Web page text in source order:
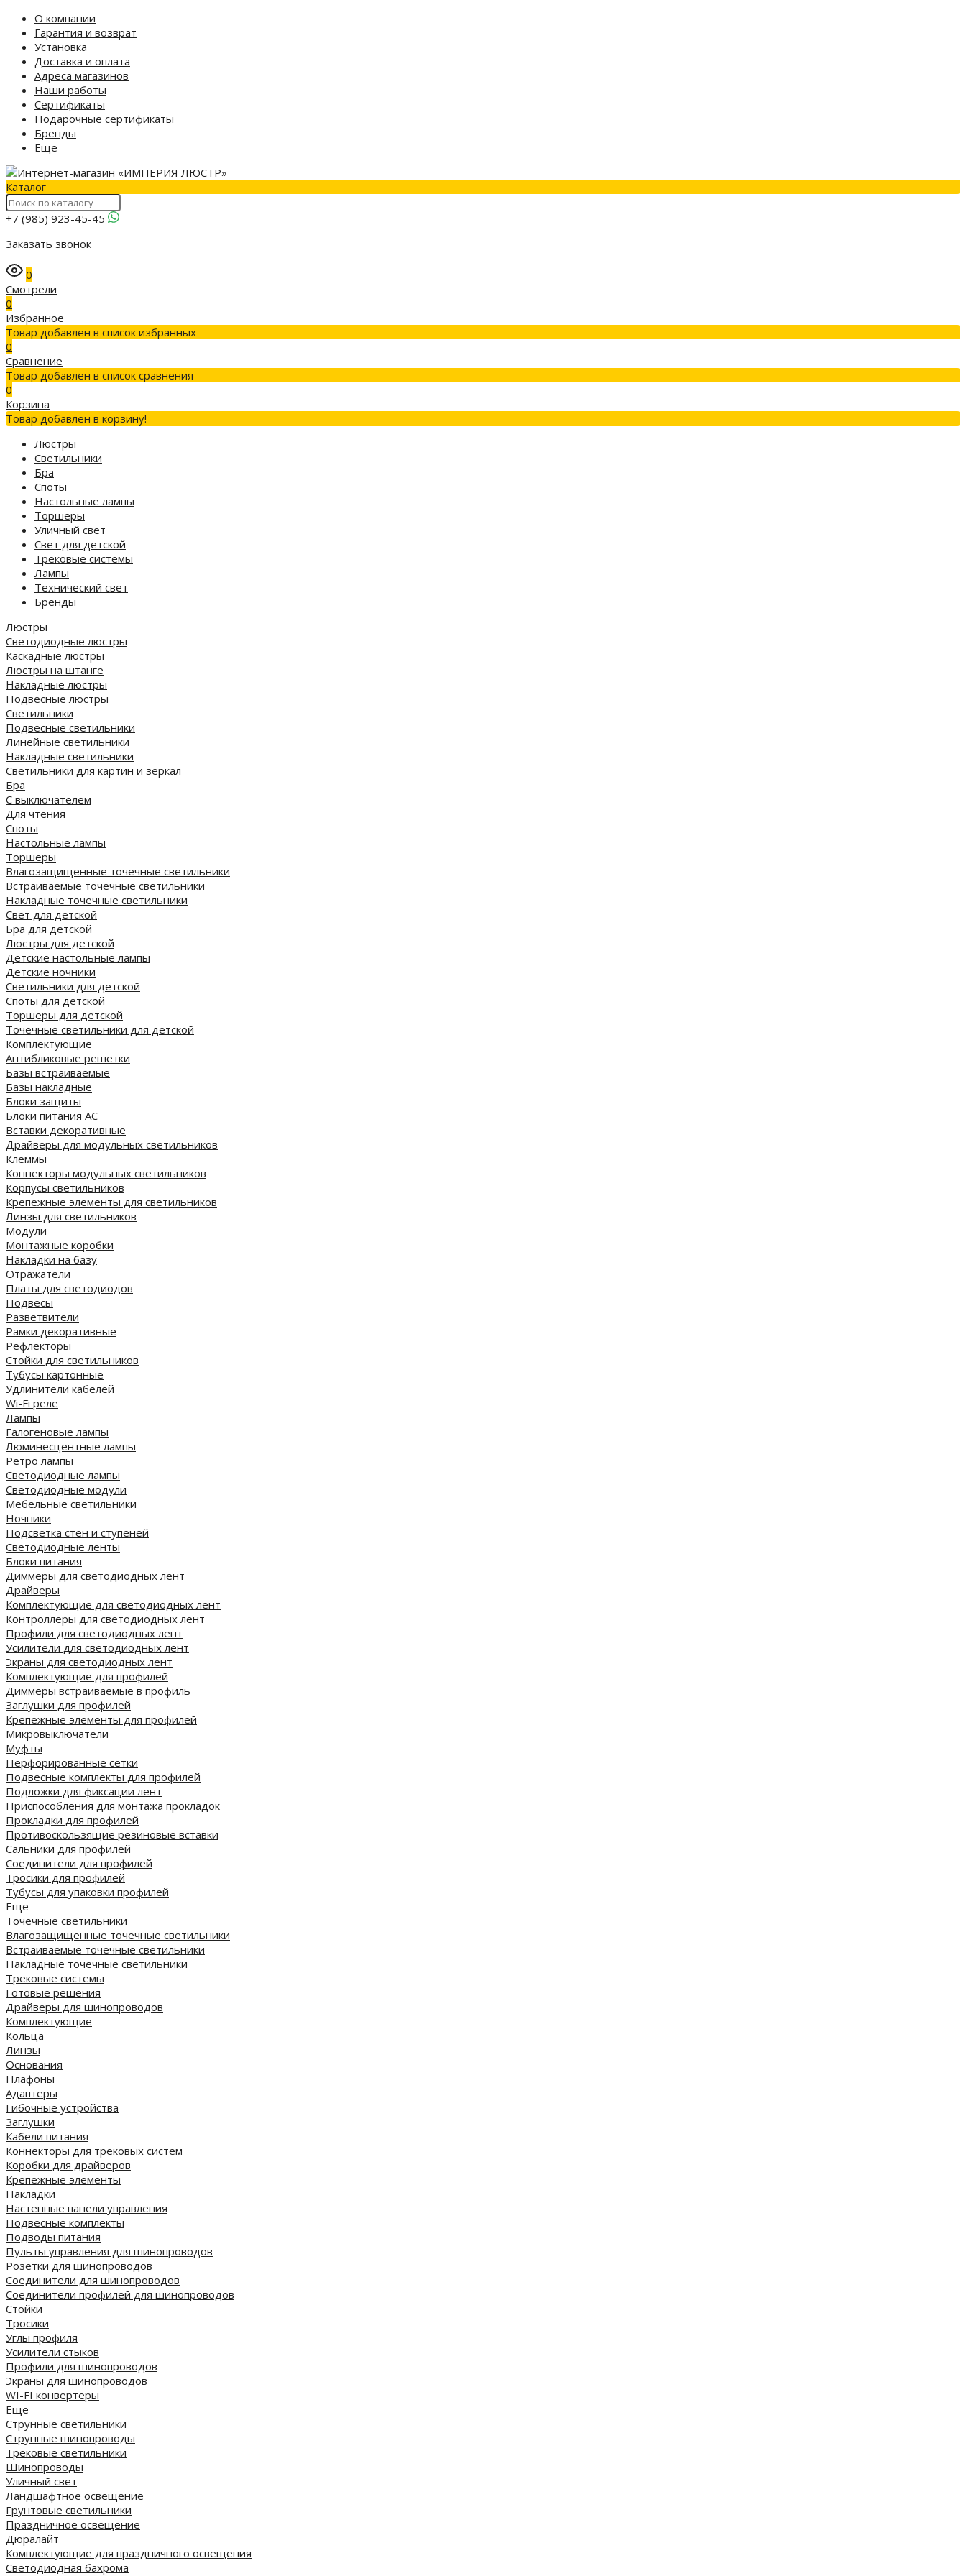
О компании
Гарантия и возврат
Установка
Доставка и оплата
Адреса магазинов
Наши работы
Сертификаты
Подарочные сертификаты
Бренды
Еще
Каталог
+7 (985) 923-45-45
Заказать звонок
0
Смотрели
0
Избранное
Товар добавлен в список избранных
0
Сравнение
Товар добавлен в список сравнения
0
Корзина
Товар добавлен в корзину!
Люстры
Светильники
Бра
Споты
Настольные лампы
Торшеры
Уличный свет
Свет для детской
Трековые системы
Лампы
Технический свет
Бренды
Люстры
Светодиодные люстры
Каскадные люстры
Люстры на штанге
Накладные люстры
Подвесные люстры
Светильники
Подвесные светильники
Линейные светильники
Накладные светильники
Светильники для картин и зеркал
Бра
С выключателем
Для чтения
Споты
Настольные лампы
Торшеры
Влагозащищенные точечные светильники
Встраиваемые точечные светильники
Накладные точечные светильники
Свет для детской
Бра для детской
Люстры для детской
Детские настольные лампы
Детские ночники
Светильники для детской
Споты для детской
Торшеры для детской
Точечные светильники для детской
Комплектующие
Антибликовые решетки
Базы встраиваемые
Базы накладные
Блоки защиты
Блоки питания AC
Вставки декоративные
Драйверы для модульных светильников
Клеммы
Коннекторы модульных светильников
Корпусы светильников
Крепежные элементы для светильников
Линзы для светильников
Модули
Монтажные коробки
Накладки на базу
Отражатели
Платы для светодиодов
Подвесы
Разветвители
Рамки декоративные
Рефлекторы
Стойки для светильников
Тубусы картонные
Удлинители кабелей
Wi-Fi реле
Лампы
Галогеновые лампы
Люминесцентные лампы
Ретро лампы
Светодиодные лампы
Светодиодные модули
Мебельные светильники
Ночники
Подсветка стен и ступеней
Светодиодные ленты
Блоки питания
Диммеры для светодиодных лент
Драйверы
Комплектующие для светодиодных лент
Контроллеры для светодиодных лент
Профили для светодиодных лент
Усилители для светодиодных лент
Экраны для светодиодных лент
Комплектующие для профилей
Диммеры встраиваемые в профиль
Заглушки для профилей
Крепежные элементы для профилей
Микровыключатели
Муфты
Перфорированные сетки
Подвесные комплекты для профилей
Подложки для фиксации лент
Приспособления для монтажа прокладок
Прокладки для профилей
Противоскользящие резиновые вставки
Сальники для профилей
Соединители для профилей
Тросики для профилей
Тубусы для упаковки профилей
Еще
Точечные светильники
Влагозащищенные точечные светильники
Встраиваемые точечные светильники
Накладные точечные светильники
Трековые системы
Готовые решения
Драйверы для шинопроводов
Комплектующие
Кольца
Линзы
Основания
Плафоны
Адаптеры
Гибочные устройства
Заглушки
Кабели питания
Коннекторы для трековых систем
Коробки для драйверов
Крепежные элементы
Накладки
Настенные панели управления
Подвесные комплекты
Подводы питания
Пульты управления для шинопроводов
Розетки для шинопроводов
Соединители для шинопроводов
Соединители профилей для шинопроводов
Стойки
Тросики
Углы профиля
Усилители стыков
Профили для шинопроводов
Экраны для шинопроводов
WI-FI конвертеры
Еще
Струнные светильники
Струнные шинопроводы
Трековые светильники
Шинопроводы
Уличный свет
Ландшафтное освещение
Грунтовые светильники
Праздничное освещение
Дюралайт
Комплектующие для праздничного освещения
Светодиодная бахрома